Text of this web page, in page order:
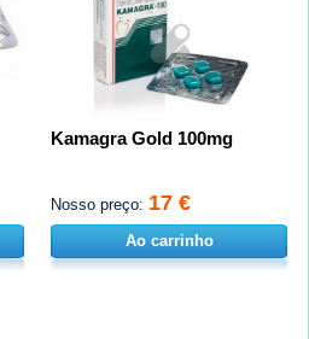
Kamagra Gold 100mg
Nosso preço: 17 €
Ao carrinho